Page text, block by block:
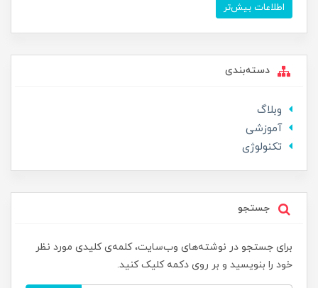
اطلاعات بیش‌تر
دسته‌بندی
وبلاگ
آموزشی
تکنولوژی
جستجو
برای جستجو در نوشته‌های وب‌سایت، کلمه‌ی کلیدی مورد نظر
خود را بنویسید و بر روی دکمه کلیک کنید.